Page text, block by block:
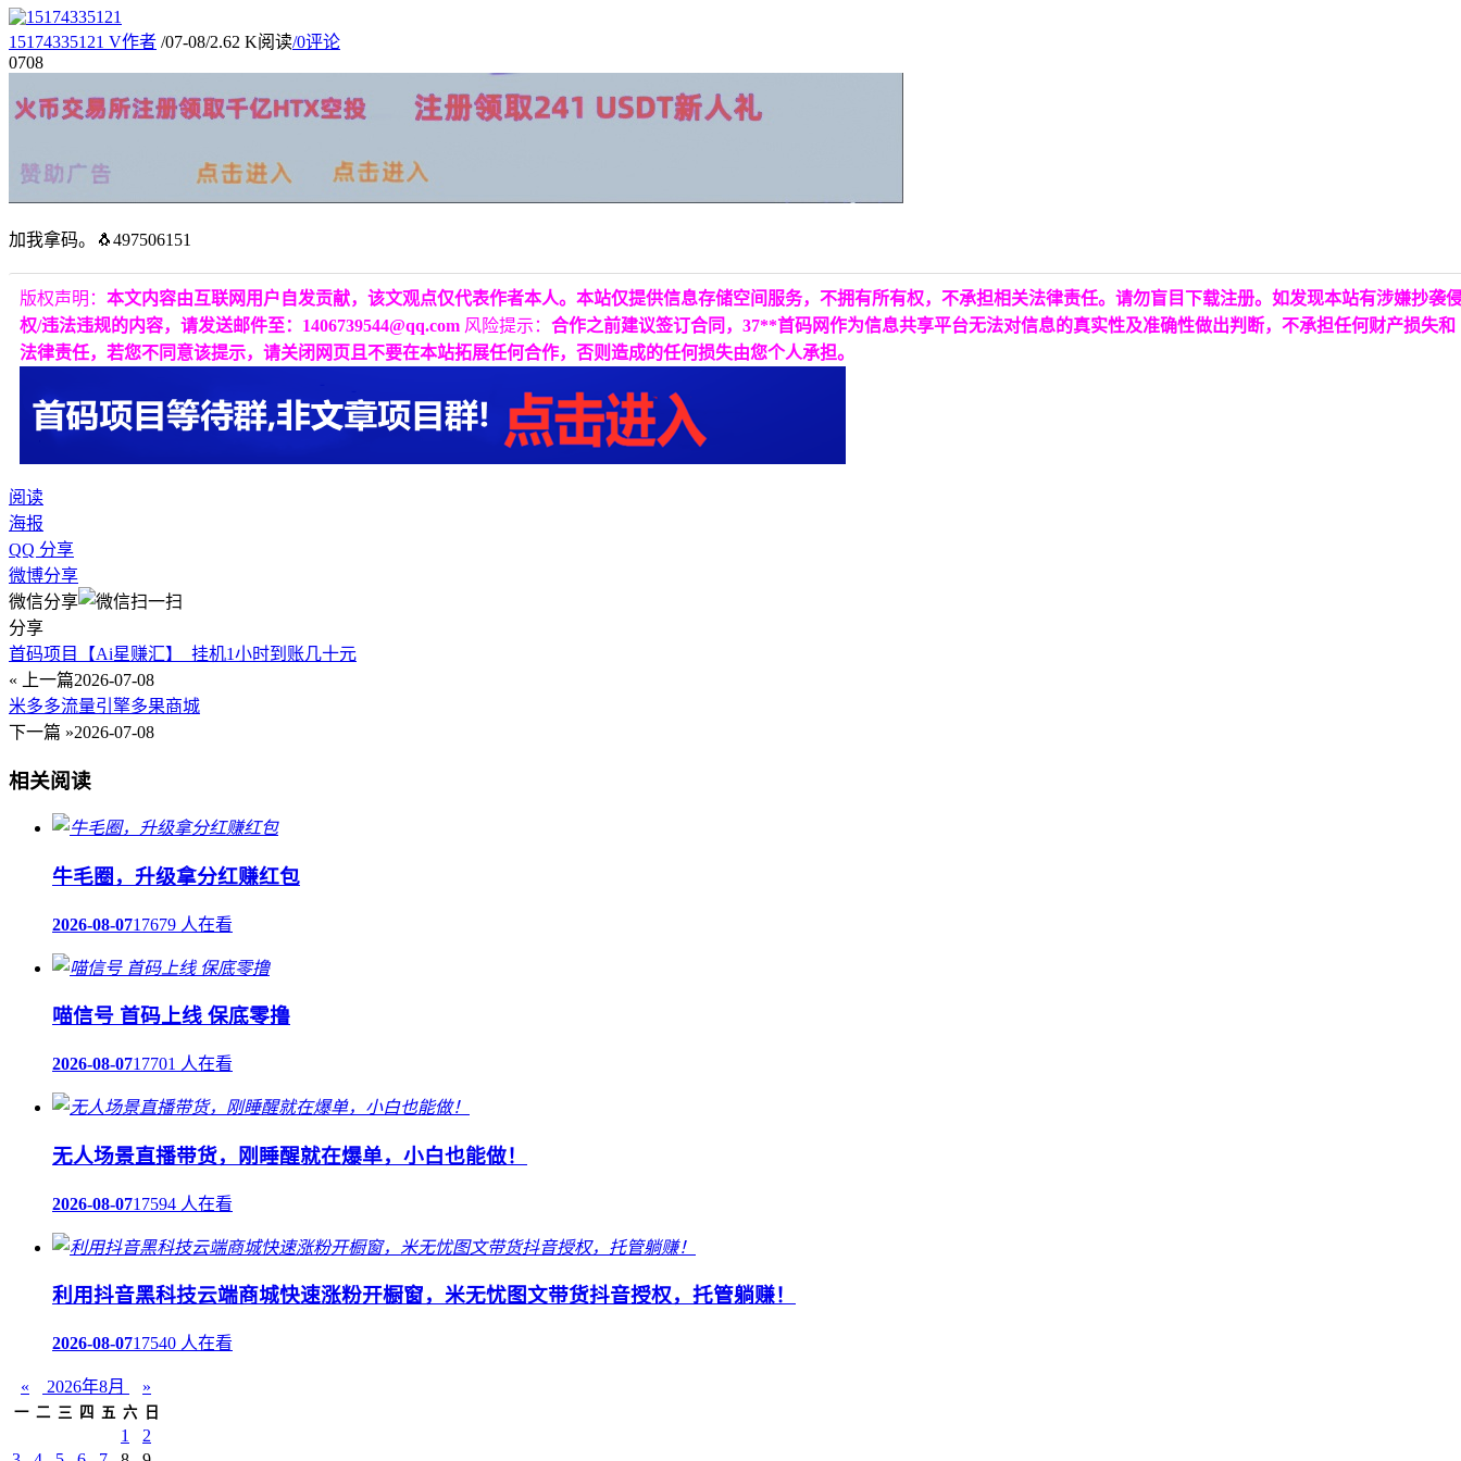
15174335121 V作者 /07-08/2.62 K阅读/0评论
0708
加我拿码。🐧497506151
版权声明： 本文内容由互联网用户自发贡献，该文观点仅代表作者本人。本站仅提供信息存储空间服务，不拥有所有权，不承担相关法律责任。请勿盲目下载注册。如发现本站有涉嫌抄袭
权/违法违规的内容，请发送邮件至：1406739544@qq.com 风险提示： 合作之前建议签订合同，37**首码网作为信息共享平台无法对信息的真实性及准确性做出判断，不承担任何财产损失和
法律责任，若您不同意该提示，请关闭网页且不要在本站拓展任何合作，否则造成的任何损失由您个人承担。
阅读
海报
QQ 分享
微博分享
微信分享
分享
首码项目【Ai星赚汇】_挂机1小时到账几十元
« 上一篇2026-07-08
米多多流量引擎多果商城
下一篇 »2026-07-08
相关阅读
牛毛圈，升级拿分红赚红包
2026-08-0717679 人在看
喵信号 首码上线 保底零撸
2026-08-0717701 人在看
无人场景直播带货，刚睡醒就在爆单，小白也能做！
2026-08-0717594 人在看
利用抖音黑科技云端商城快速涨粉开橱窗，米无忧图文带货抖音授权，托管躺赚！
2026-08-0717540 人在看
« 2026年8月 »
一 二 三 四 五 六 日
1
2